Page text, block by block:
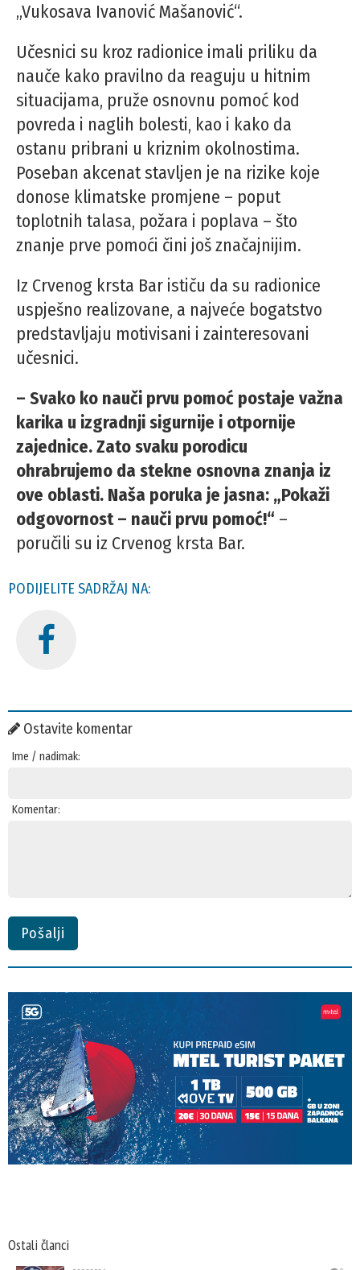
„Vukosava Ivanović Mašanović“.
Učesnici su kroz radionice imali priliku da
nauče kako pravilno da reaguju u hitnim
situacijama, pruže osnovnu pomoć kod
povreda i naglih bolesti, kao i kako da
ostanu pribrani u kriznim okolnostima.
Poseban akcenat stavljen je na rizike koje
donose klimatske promjene – poput
toplotnih talasa, požara i poplava – što
znanje prve pomoći čini još značajnijim.
Iz Crvenog krsta Bar ističu da su radionice
uspješno realizovane, a najveće bogatstvo
predstavljaju motivisani i zainteresovani
učesnici.
– Svako ko nauči prvu pomoć postaje važna
karika u izgradnji sigurnije i otpornije
zajednice. Zato svaku porodicu
ohrabrujemo da stekne osnovna znanja iz
ove oblasti. Naša poruka je jasna: „Pokaži
odgovornost – nauči prvu pomoć!“ –
poručili su iz Crvenog krsta Bar.
PODIJELITE SADRŽAJ NA:
Ostavite komentar
Ime / nadimak:
Komentar:
Pošalji
Ostali članci